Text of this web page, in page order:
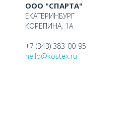
ООО "СПАРТА"
ЕКАТЕРИНБУРГ
КОРЕПИНА, 1А
+7 (343) 383-00-95
hello@kostex.ru